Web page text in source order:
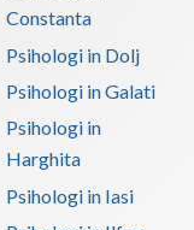
Constanta
Psihologi in Dolj
Psihologi in Galati
Psihologi in
Harghita
Psihologi in Iasi